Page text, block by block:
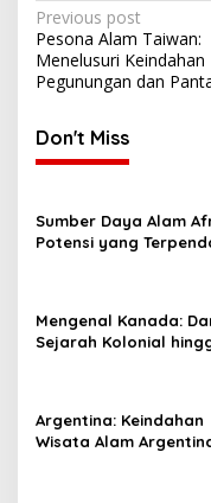
Post
navigation
Previous post
Pesona Alam Taiwan:
Menelusuri Keindahan
Pegunungan dan
Don't Miss
Sumber Daya Alam
Potensi yang
Mengenal Kanada:
Sejarah Kolonial
Argentina: Keindahan
Wisata Alam